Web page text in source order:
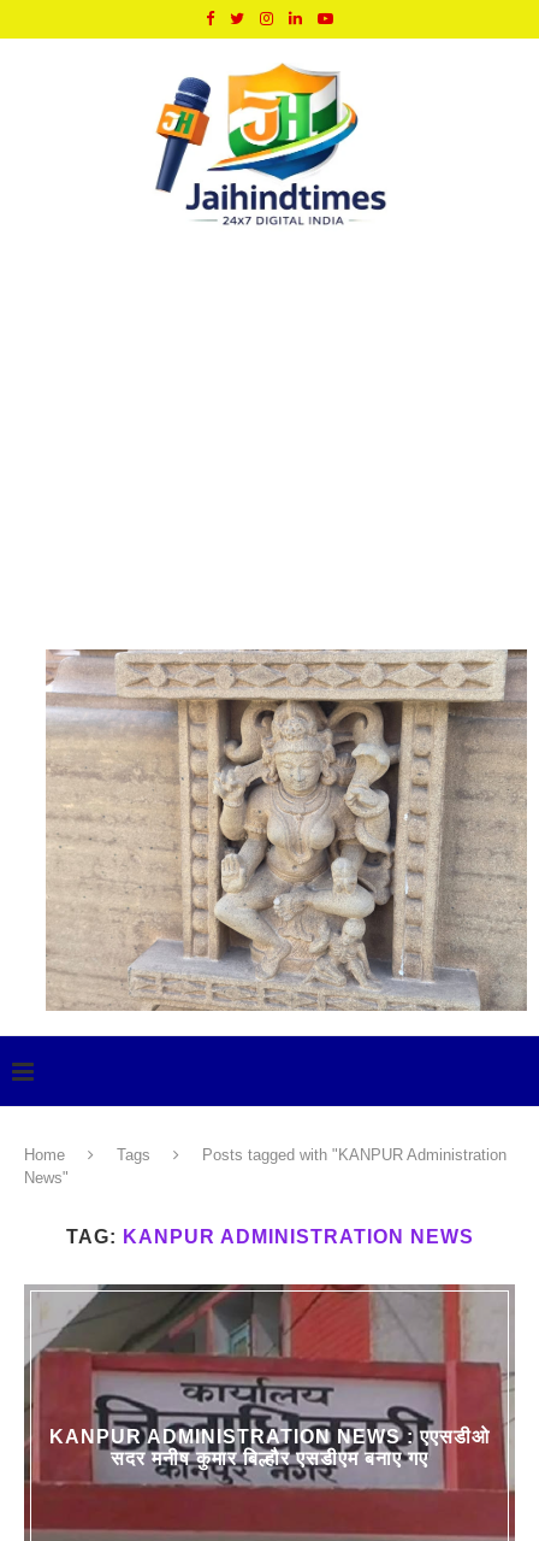
Home Tags
Posts tagged with "KANPUR Administration
News"
TAG: KANPUR ADMINISTRATION NEWS
KANPUR ADMINISTRATION NEWS : एएसडीओ
सदर मनीष कुमार बिल्हौर एसडीएम बनाए गए